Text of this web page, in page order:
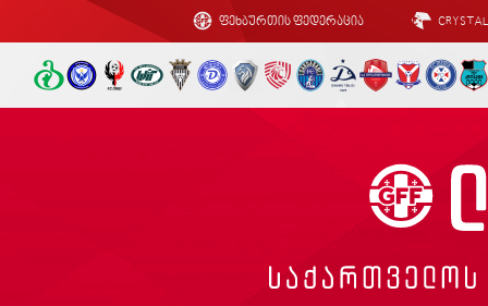
ფეხბურთის ფედერაცია